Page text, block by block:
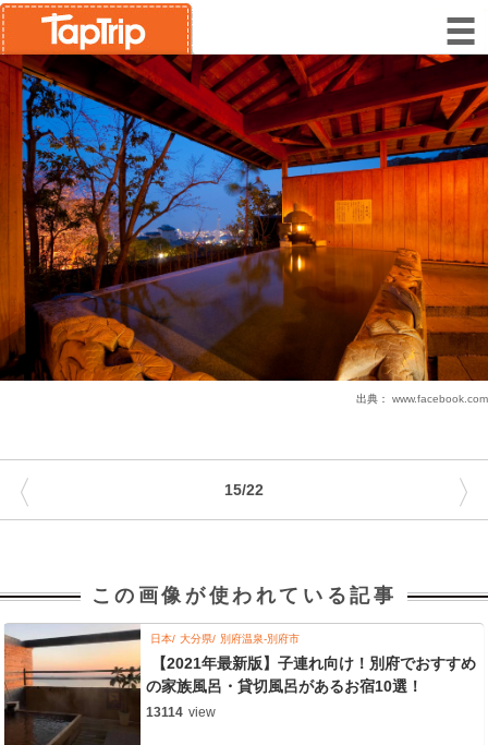
出典： www.facebook.com
15/22
〈 〉
この画像が使われている記事
日本 大分県 別府温泉-別府市
【2021年最新版】子連れ向け！別府でおすすめ
の家族風呂・貸切風呂があるお宿10選！
13114 view